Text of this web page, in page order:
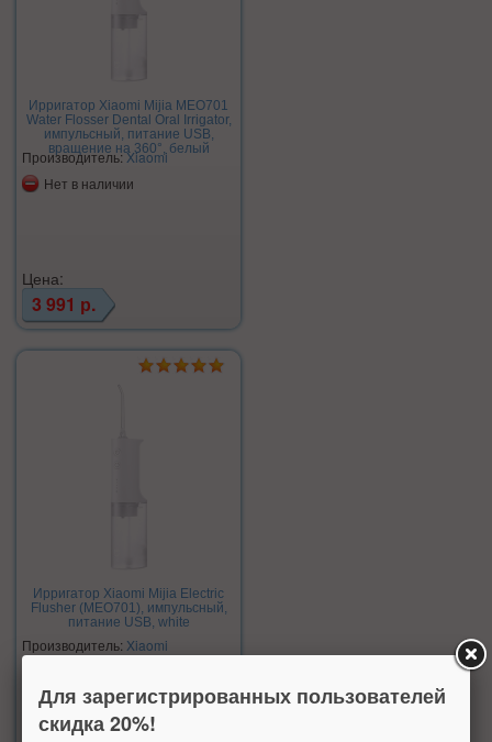
Ирригатор Xiaomi Mijia MEO701
Water Flosser Dental Oral Irrigator,
импульсный, питание USB,
вращение на 360°, белый
Производитель:Xiaomi
Нет в наличии
Цена:
3 991 р.
Ирригатор Xiaomi Mijia Electric
Flusher (MEO701), импульсный,
питание USB, white
Производитель: Xiaomi
Для зарегистрированных пользователей
скидка 20%!